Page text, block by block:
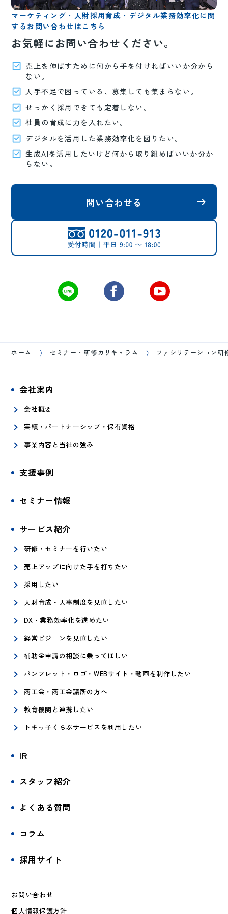
マーケティング・人財採用育成・デジタル業務効率化に関
するお問い合わせはこちら
お気軽にお問い合わせください。
売上を伸ばすために何から手を付ければいいか分から
ない。
人手不足で困っている、募集しても集まらない。
せっかく採用できても定着しない。
社員の育成に力を入れたい。
デジタルを活用した業務効率化を図りたい。
生成AIを活用したいけど何から取り組めばいいか分か
らない。
問い合わせる
ホーム セミナー・研修カリキュラム ファシリテーション研
会社案内
会社概要
実績・パートナーシップ・保有資格
事業内容と当社の強み
支援事例
セミナー情報
サービス紹介
研修・セミナーを行いたい
売上アップに向けた手を打ちたい
採用したい
人財育成・人事制度を見直したい
DX・業務効率化を進めたい
経営ビジョンを見直したい
補助金申請の相談に乗ってほしい
パンフレット・ロゴ・WEBサイト・動画を制作したい
商工会・商工会議所の方へ
教育機関と連携したい
トキっ子くらぶサービスを利用したい
IR
スタッフ紹介
よくある質問
コラム
採用サイト
お問い合わせ
個人情報保護方針